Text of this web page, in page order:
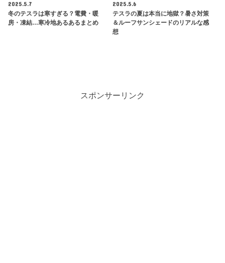
2025.5.7
冬のテスラは寒すぎる？電費・暖
房・凍結…寒冷地あるあるまとめ
2025.5.6
テスラの夏は本当に地獄？暑さ対策
＆ルーフサンシェードのリアルな感
想
スポンサーリンク